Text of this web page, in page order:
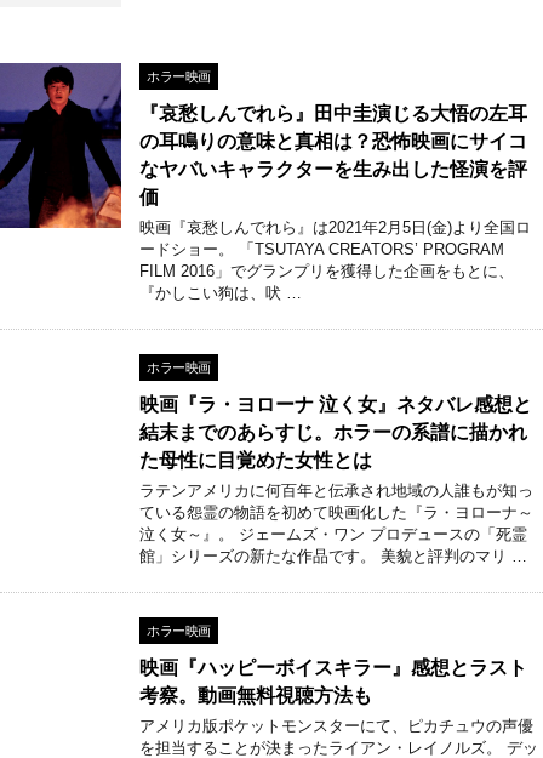
ホラー映画
『哀愁しんでれら』田中圭演じる大悟の左耳
の耳鳴りの意味と真相は？恐怖映画にサイコ
なヤバいキャラクターを生み出した怪演を評
価
映画『哀愁しんでれら』は2021年2月5日(金)より全国ロ
ードショー。 「TSUTAYA CREATORS’ PROGRAM
FILM 2016」でグランプリを獲得した企画をもとに、
『かしこい狗は、吠 …
ホラー映画
映画『ラ・ヨローナ 泣く女』ネタバレ感想と
結末までのあらすじ。ホラーの系譜に描かれ
た母性に目覚めた女性とは
ラテンアメリカに何百年と伝承され地域の人誰もが知っ
ている怨霊の物語を初めて映画化した『ラ・ヨローナ～
泣く女～』。 ジェームズ・ワン プロデュースの「死霊
館」シリーズの新たな作品です。 美貌と評判のマリ …
ホラー映画
映画『ハッピーボイスキラー』感想とラスト
考察。動画無料視聴方法も
アメリカ版ポケットモンスターにて、ピカチュウの声優
を担当することが決まったライアン・レイノルズ。 デッ